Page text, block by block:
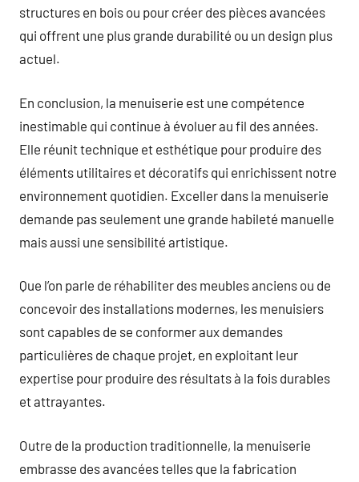
structures en bois ou pour créer des pièces avancées
qui offrent une plus grande durabilité ou un design plus
actuel.
En conclusion, la menuiserie est une compétence
inestimable qui continue à évoluer au fil des années.
Elle réunit technique et esthétique pour produire des
éléments utilitaires et décoratifs qui enrichissent notre
environnement quotidien. Exceller dans la menuiserie
demande pas seulement une grande habileté manuelle
mais aussi une sensibilité artistique.
Que l’on parle de réhabiliter des meubles anciens ou de
concevoir des installations modernes, les menuisiers
sont capables de se conformer aux demandes
particulières de chaque projet, en exploitant leur
expertise pour produire des résultats à la fois durables
et attrayantes.
Outre de la production traditionnelle, la menuiserie
embrasse des avancées telles que la fabrication